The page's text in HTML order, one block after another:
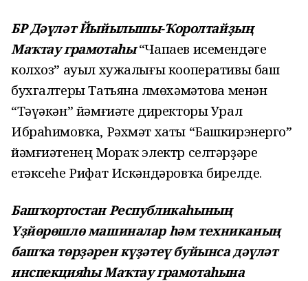
БР Дәүләт Йыйылышы-Ҡоролтайҙың
Маҡтау грамотаһы“Чапаев исемендәге
колхоз” ауыл хужалығы кооперативы баш
бухгалтеры Татьяна Әлмөхәмәтова менән
“Тәүәкән” йәмғиәте директоры Урал
Ибраһимовҡа, Рәхмәт хаты “Башкирэнерго”
йәмғиәтенең Мораҡ электр селтәрҙәре
етәксеһе Рифат Искәндәровҡа бирелде.
Башҡортостан Республикаһының
Үҙйөрөшлө машиналар һәм техниканың
башҡа төрҙәрен күҙәтеү буйынса дәүләт
инспекцияһы Маҡтау грамотаһына